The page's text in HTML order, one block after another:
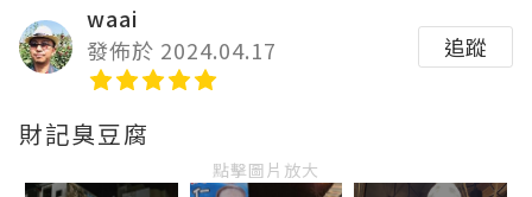
waai
發佈於 2024.04.17
追蹤
財記臭豆腐
點擊圖片放大